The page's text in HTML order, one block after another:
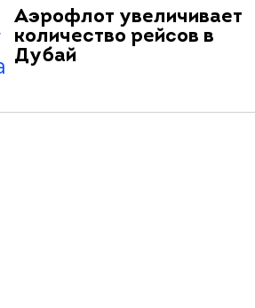
Аэрофлот увеличивает
количество рейсов в
Дубай